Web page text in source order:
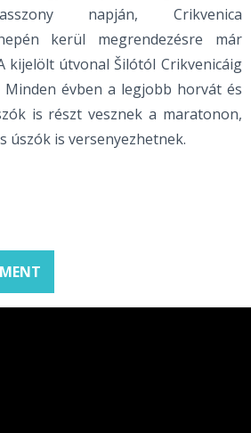
napján, Crikvenica
kerül megrendezésre már
kijelölt útvonal Šilótól Crikvenicáig
Minden évben a legjobb horvát és
is részt vesznek a maratonon,
úszók is versenyezhetnek.